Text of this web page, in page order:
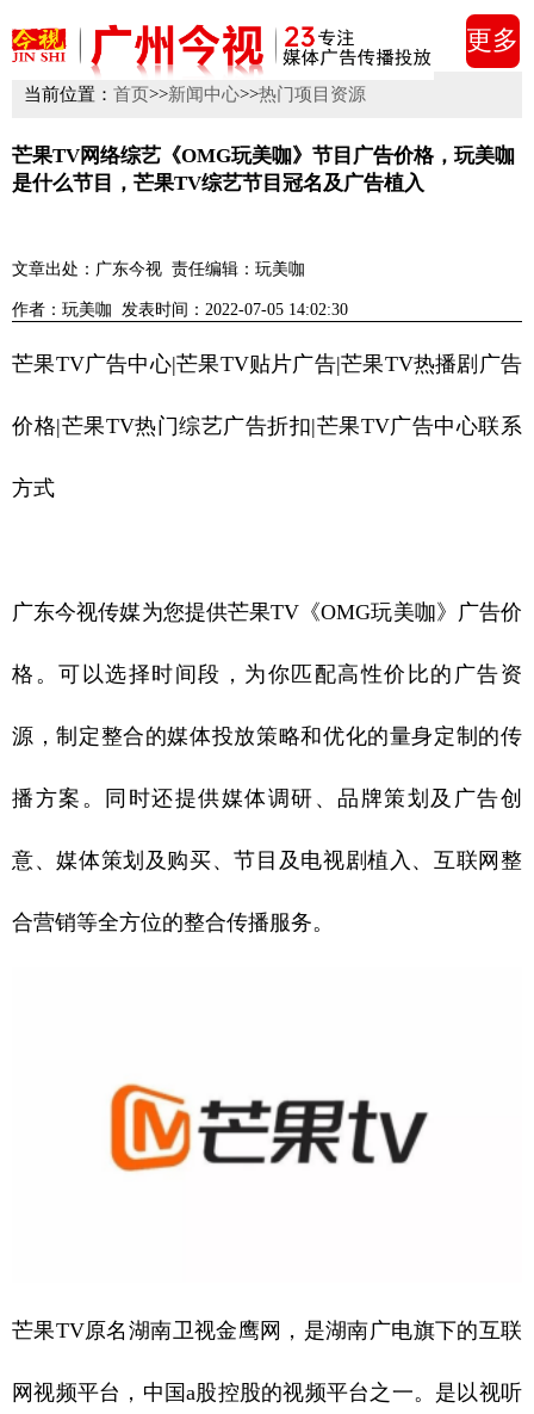
更多
当前位置： 首页>>新闻中心>>热门项目资源
芒果TV网络综艺《OMG玩美咖》节目广告价格，玩美咖
是什么节目，芒果TV综艺节目冠名及广告植入
文章出处：广东今视 责任编辑：玩美咖
作者：玩美咖 发表时间：2022-07-05 14:02:30
芒果TV广告中心|芒果TV贴片广告|芒果TV热播剧广告
价格|芒果TV热门综艺广告折扣|芒果TV广告中心联系
方式
广东今视传媒为您提供芒果TV《OMG玩美咖》广告价
格。可以选择时间段，为你匹配高性价比的广告资
源，制定整合的媒体投放策略和优化的量身定制的传
播方案。同时还提供媒体调研、品牌策划及广告创
意、媒体策划及购买、节目及电视剧植入、互联网整
合营销等全方位的整合传播服务。
芒果TV原名湖南卫视金鹰网，是湖南广电旗下的互联
网视频平台，中国a股控股的视频平台之一。是以视听